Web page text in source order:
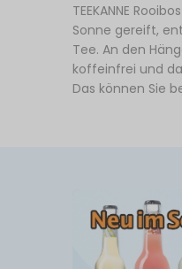
TEEKANNE
Sonne gereift,
Tee. An den
koffeinfrei und
Das können Sie